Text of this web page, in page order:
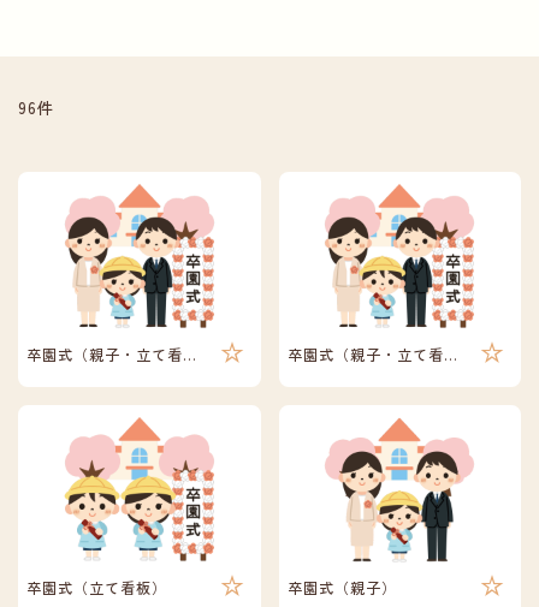
96件
卒園式（親子・立て看板） 卒園式（親子・立て看板）
卒園式（立て看板） 卒園式（親子）